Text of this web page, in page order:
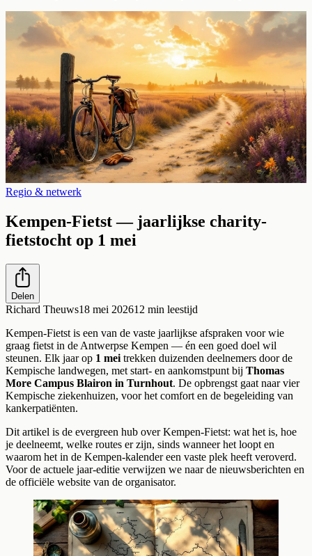
Regio & netwerk
Kempen-Fietst — jaarlijkse charity-
fietstocht op 1 mei
Delen
Richard Theuws18 mei 202612 min leestijd
Kempen-Fietst is een van de vaste jaarlijkse afspraken voor wie
graag fietst in de Antwerpse Kempen — én een goed doel wil
steunen. Elk jaar op 1 mei trekken duizenden deelnemers door de
Kempische landwegen, met start- en aankomstpunt bij Thomas
More Campus Blairon in Turnhout. De opbrengst gaat naar vier
Kempische ziekenhuizen, voor het comfort en de begeleiding van
kankerpatiënten.
Dit artikel is de evergreen hub over Kempen-Fietst: wat het is, hoe
je deelneemt, welke routes er zijn, sinds wanneer het loopt en
waarom het in de Kempen-kalender een vaste plek heeft veroverd.
Voor de actuele jaar-editie verwijzen we naar de nieuwsberichten en
de officiële website van de organisator.